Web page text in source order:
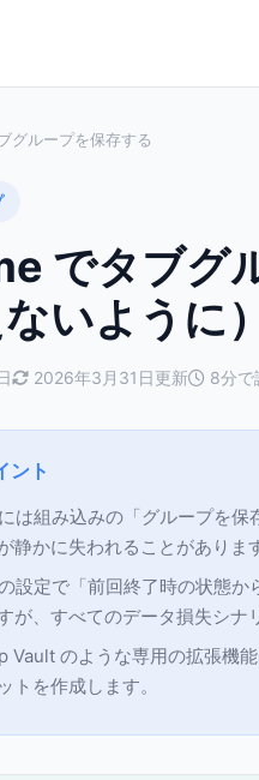
グループを保存する
でタブグ
ないように）
2026年3月31日更新 8分で
ント
は組み込みの「グループを保
静かに失われることがありま
設定で「前回終了時の状態か
が、すべてのデータ損失シナ
Vault のような専用の拡張機
トを作成します。